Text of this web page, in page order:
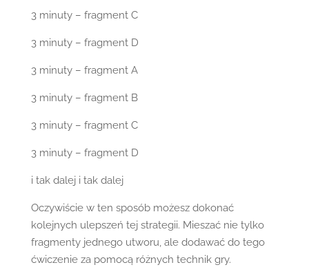
3 minuty – fragment C
3 minuty – fragment D
3 minuty – fragment A
3 minuty – fragment B
3 minuty – fragment C
3 minuty – fragment D
i tak dalej i tak dalej
Oczywiście w ten sposób możesz dokonać
kolejnych ulepszeń tej strategii. Mieszać nie tylko
fragmenty jednego utworu, ale dodawać do tego
ćwiczenie za pomocą różnych technik gry.